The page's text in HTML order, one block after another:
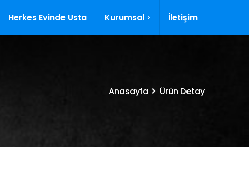
Herkes Evinde Usta Kurumsal İletişim
Anasayfa Ürün Detay